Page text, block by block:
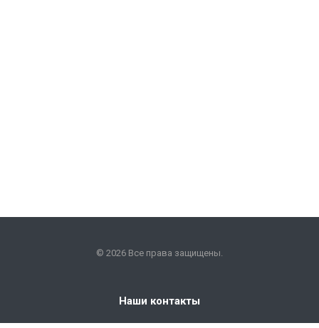
© 2026 Все права защищены.
Наши контакты